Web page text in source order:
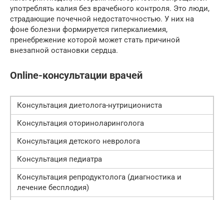
употреблять калия без врачебного контроля. Это люди,
страдающие почечной недостаточностью. У них на
фоне болезни формируется гиперкалиемия,
пренебрежение которой может стать причиной
внезапной остановки сердца.
Online-консультации врачей
Консультация диетолога-нутрициониста
Консультация оториноларинголога
Консультация детского невролога
Консультация педиатра
Консультация репродуктолога (диагностика и
лечение бесплодия)